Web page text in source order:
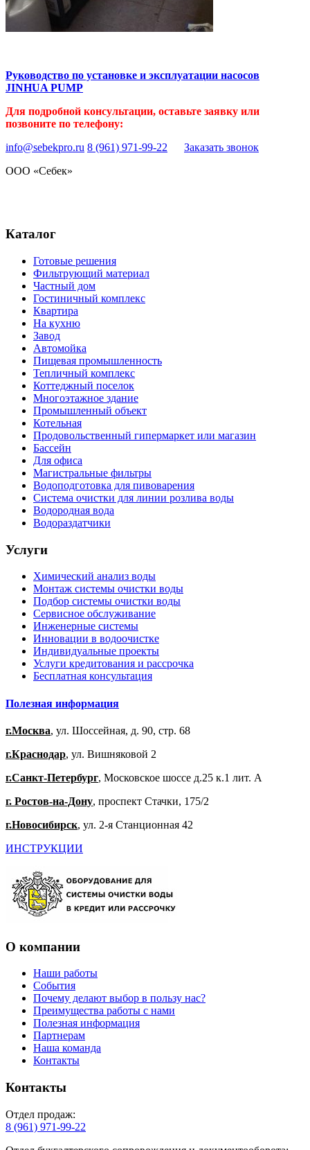
Руководство по установке и эксплуатации насосов
JINHUA PUMP
Для подробной консультации, оставьте заявку или
позвоните по телефону:
info@sebekpro.ru 8 (961) 971-99-22
Заказать звонок
ООО «Себек»
Каталог
Готовые решения
Фильтрующий материал
Частный дом
Гостиничный комплекс
Квартира
На кухню
Завод
Автомойка
Пищевая промышленность
Тепличный комплекс
Коттеджный поселок
Многоэтажное здание
Промышленный объект
Котельная
Продовольственный гипермаркет или магазин
Бассейн
Для офиса
Магистральные фильтры
Водоподготовка для пивоварения
Система очистки для линии розлива воды
Водородная вода
Водораздатчики
Услуги
Химический анализ воды
Монтаж системы очистки воды
Подбор системы очистки воды
Сервисное обслуживание
Инженерные системы
Инновации в водоочистке
Индивидуальные проекты
Услуги кредитования и рассрочка
Бесплатная консультация
Полезная информация
г.Москва, ул. Шоссейная, д. 90, стр. 68
г.Краснодар, ул. Вишняковой 2
г.Санкт-Петербург, Московское шоссе д.25 к.1 лит. А
г. Ростов-на-Дону, проспект Стачки, 175/2
г.Новосибирск, ул. 2-я Станционная 42
ИНСТРУКЦИИ
О компании
Наши работы
События
Почему делают выбор в пользу нас?
Преимущества работы с нами
Полезная информация
Партнерам
Наша команда
Контакты
Контакты
Отдел продаж:
8 (961) 971-99-22